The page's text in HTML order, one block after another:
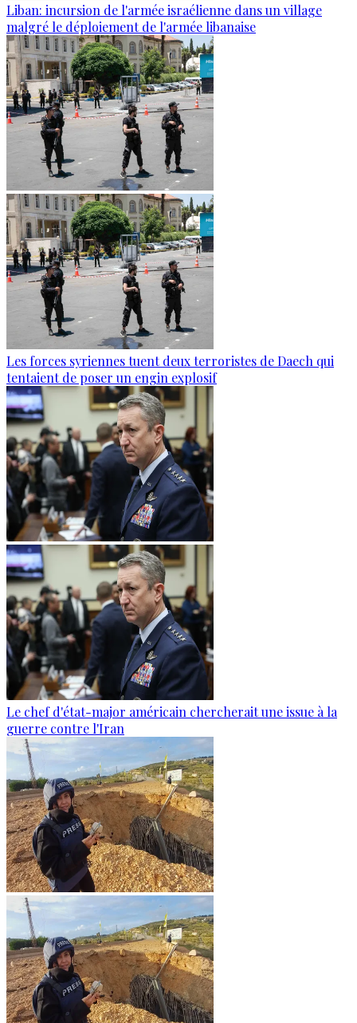
Liban: incursion de l'armée israélienne dans un village
malgré le déploiement de l'armée libanaise
Les forces syriennes tuent deux terroristes de Daech qui
tentaient de poser un engin explosif
Le chef d'état-major américain chercherait une issue à la
guerre contre l'Iran